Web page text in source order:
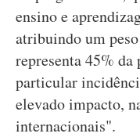
ensino e
atribuindo um
representa 45%
particular
elevado impacto,
internacionais".